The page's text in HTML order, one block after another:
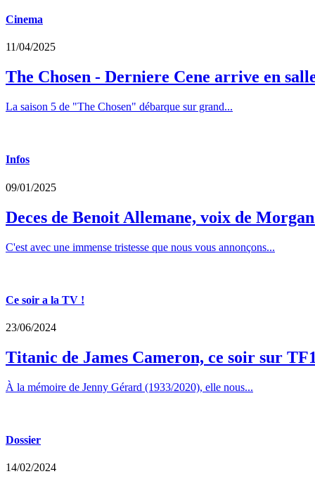
Cinema
11/04/2025
The Chosen - Derniere Cene arrive en
La saison 5 de "The Chosen" débarque sur grand...
Infos
09/01/2025
Deces de Benoit Allemane, voix de
C'est avec une immense tristesse que nous vous annonçons...
Ce soir a la TV !
23/06/2024
Titanic de James Cameron, ce soir sur
À la mémoire de Jenny Gérard (1933/2020), elle nous...
Dossier
14/02/2024